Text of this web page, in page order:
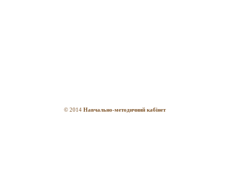
© 2014 Навчально-методичний кабінет